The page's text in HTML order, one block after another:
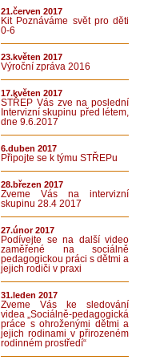
21.červen 2017
Kit Poznáváme svět pro děti
0-6
23.květen 2017
Výroční zpráva 2016
17.květen 2017
STŘEP Vás zve na poslední
Intervizní skupinu před létem,
dne 9.6.2017
6.duben 2017
Připojte se k týmu STŘEPu
28.březen 2017
Zveme Vás na intervizní
skupinu 28.4 2017
27.únor 2017
Podívejte se na další video
zaměřené na sociálně
pedagogickou práci s dětmi a
jejich rodiči v praxi
31.leden 2017
Zveme Vás ke sledování
videa „Sociálně-pedagogická
práce s ohroženými dětmi a
jejich rodinami v přirozeném
rodinném prostředí“